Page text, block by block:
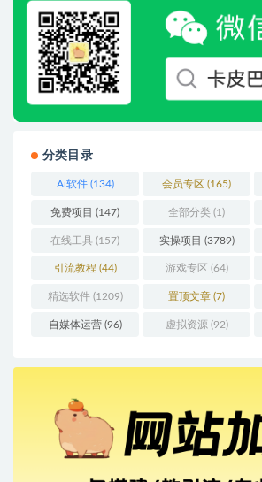
分类目录
Ai软件(134) 会员专区 (165)
免费项目 (147) 全部分类 (1)
在线工具 (157) 实操项目 (3789)
引流教程 (44) 游戏专区 (64)
精选软件(1209) 置顶文章 (7)
自媒体运营(96) 虚拟资源 (92)